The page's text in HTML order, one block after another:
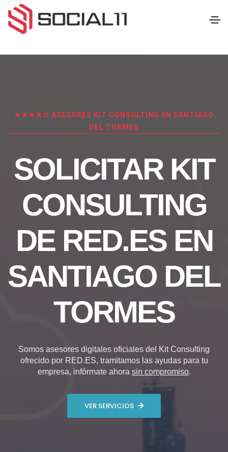
★★★★✩ ASESORES KIT CONSULTING EN SANTIAGO
DEL TORMES
SOLICITAR KIT
CONSULTING
DE RED.ES EN
SANTIAGO DEL
TORMES
Somos asesores digitales oficiales del Kit Consulting
ofrecido por RED.ES, tramitamos las ayudas para tu
empresa, infórmate ahora sin compromiso.
VER SERVICIOS